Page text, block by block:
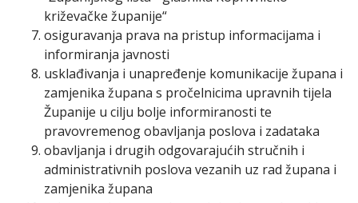
križevačke županije“
osiguravanja prava na pristup informacijama i
informiranja javnosti
usklađivanja i unapređenje komunikacije župana i
zamjenika župana s pročelnicima upravnih tijela
Županije u cilju bolje informiranosti te
pravovremenog obavljanja poslova i zadataka
obavljanja i drugih odgovarajućih stručnih i
administrativnih poslova vezanih uz rad župana i
zamjenika župana